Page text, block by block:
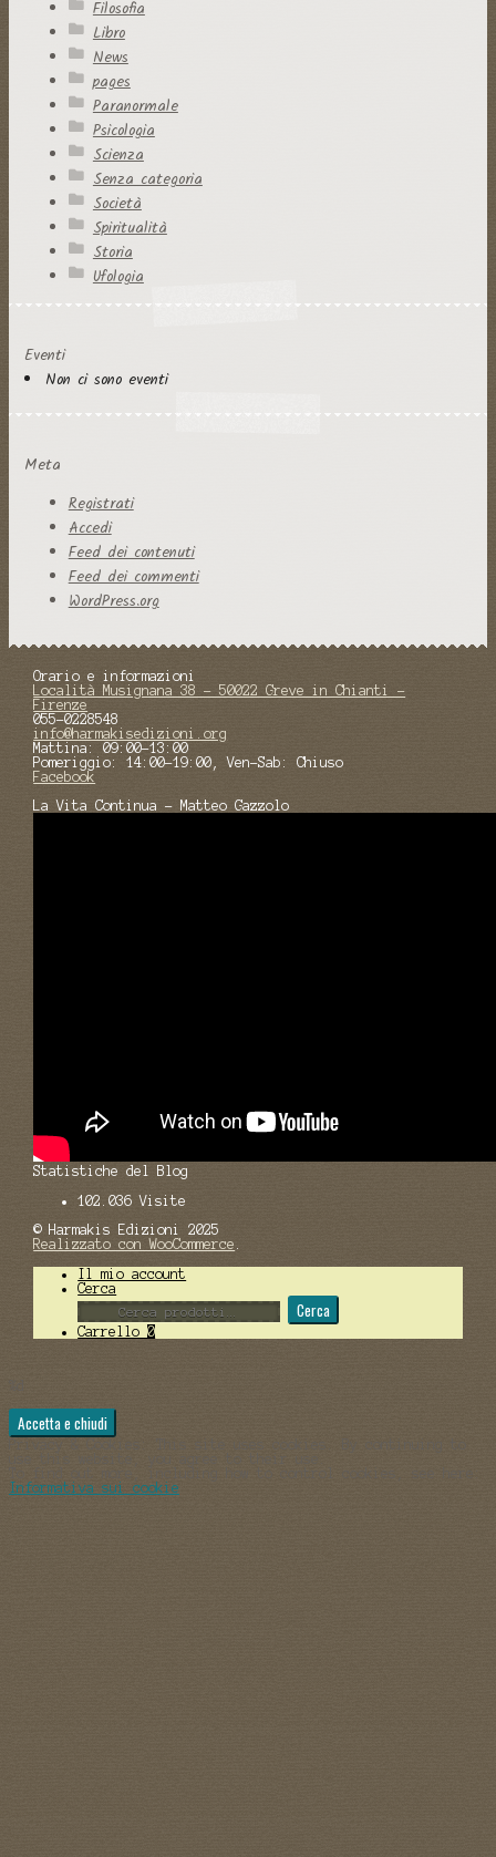
Filosofia
Libro
News
pages
Paranormale
Psicologia
Scienza
Senza categoria
Società
Spiritualità
Storia
Ufologia
Eventi
Non ci sono eventi
Meta
Registrati
Accedi
Feed dei contenuti
Feed dei commenti
WordPress.org
Orario e informazioni
Località Musignana 38 - 50022 Greve in Chianti -
Firenze
055-0228548
info@harmakisedizioni.org
Mattina: 09:00-13:00
Pomeriggio: 14:00-19:00, Ven-Sab: Chiuso
Facebook
La Vita Continua - Matteo Gazzolo
Statistiche del Blog
102.036 Visite
© Harmakis Edizioni 2025
Realizzato con WooCommerce
Il mio account
Cerca
Cerca:
Cerca
Carrello0
Informativa sui cookie